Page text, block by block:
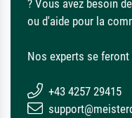
? Vous avez besoin
ou d'aide pour la
Nos experts se
+43 4257 29415